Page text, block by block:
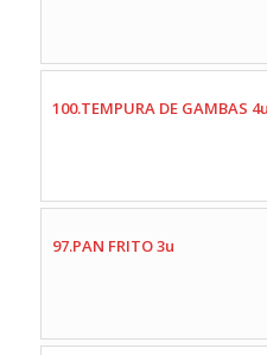
100.TEMPURA DE GAMBAS 4u
97.PAN FRITO 3u